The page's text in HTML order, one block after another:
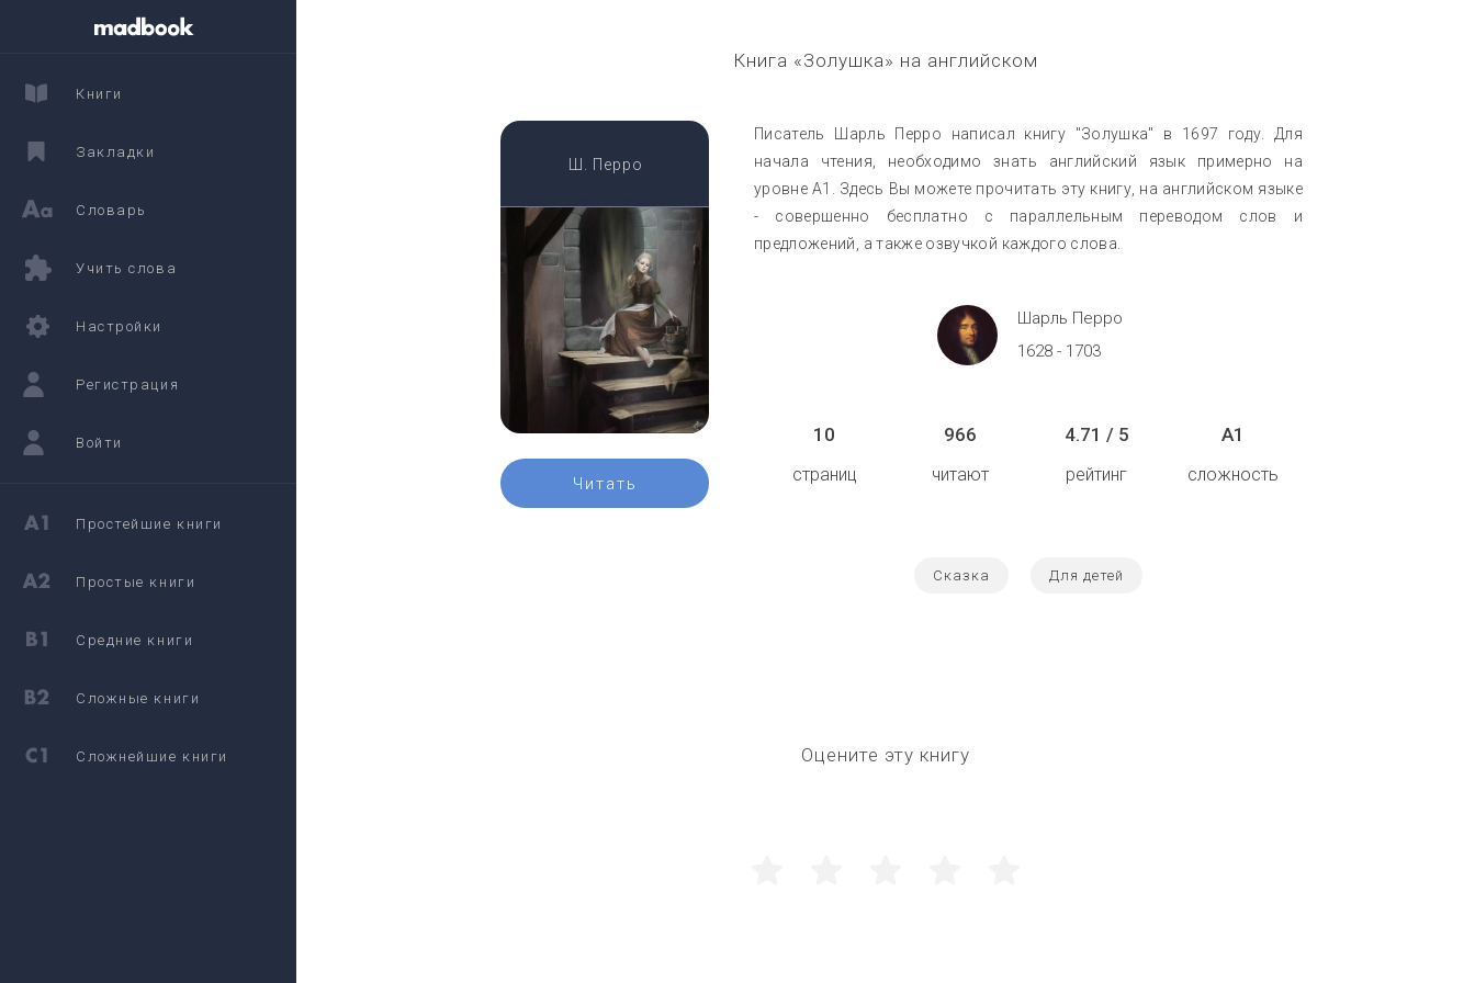
Книга «Золушка» на английском
Ш. Перро
Читать
Писатель Шарль Перро написал книгу "Золушка" в 1697 году. Для
начала чтения, необходимо знать английский язык примерно на
уровне A1. Здесь Вы можете прочитать эту книгу, на английском языке
- совершенно бесплатно с параллельным переводом слов и
предложений, а также озвучкой каждого слова.
Шарль Перро
1628 - 1703
10
страниц
966
читают
4.71 / 5
рейтинг
A1
сложность
Сказка Для детей
Оцените эту книгу
Книги
Закладки
Словарь
Учить слова
Настройки
Регистрация
Войти
Простейшие книги
Простые книги
Средние книги
Сложные книги
Сложнейшие книги